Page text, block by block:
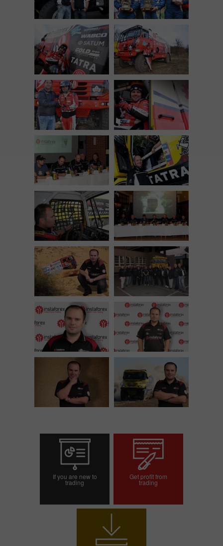
Get profit from
trading
If you are new to
trading